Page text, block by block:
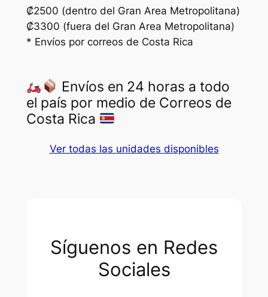
.
₡2500 (dentro del Gran Area Metropolitana)
₡3300 (fuera del Gran Area Metropolitana)
* Envíos por correos de Costa Rica
Envíos en 24 horas a todo
el país por medio de Correos de
Costa Rica
Ver todas las unidades disponibles
Síguenos en Redes
Sociales